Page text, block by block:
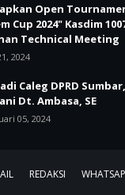
Open
Cup 2024" Kasdim
Technical Meeting
2024
Caleg DPRD
Dt. Ambasa, SE
05, 2024
REDAKSI